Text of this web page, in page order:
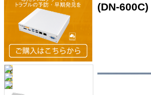
(DN-600C)